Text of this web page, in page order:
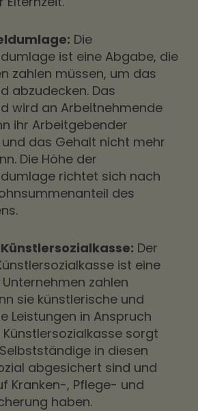
Die
ist eine Abgabe, die
zahlen müssen, um das
abzudecken. Das
wird an Arbeitnehmende
ihr Arbeitgebender
das Gehalt nicht mehr
Die Höhe der
richtet sich nach
des
Der
ist eine
zahlen
sie künstlerische und
Leistungen in Anspruch
Künstlersozialkasse sorgt
in diesen
abgesichert sind und
Kranken-, Pflege- und
haben.